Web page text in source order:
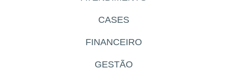
CASES
FINANCEIRO
GESTÃO